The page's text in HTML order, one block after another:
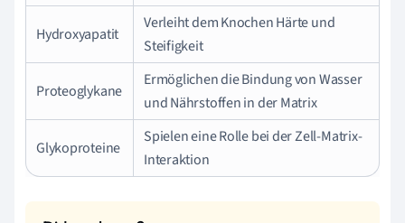
Hydroxyapatit
Verleiht dem Knochen Härte und
Steifigkeit
Proteoglykane
Ermöglichen die Bindung von Wasser
und Nährstoffen in der Matrix
Glykoproteine
Spielen eine Rolle bei der Zell-Matrix-
Interaktion